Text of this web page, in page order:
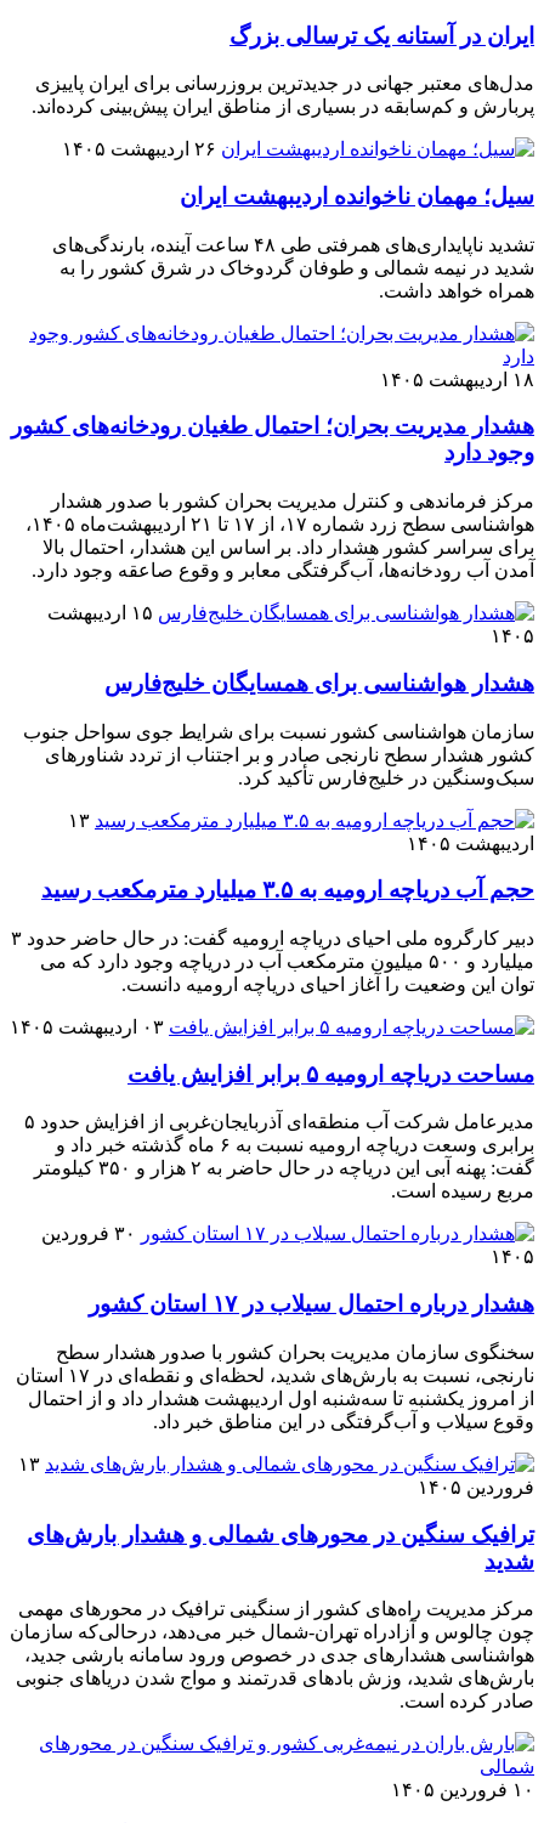
ایران در آستانه یک ترسالی بزرگ
مدل‌های معتبر جهانی در جدید‌ترین بروزرسانی برای ایران پاییزی
پربارش و کم‌سابقه در بسیاری از مناطق ایران پیش‌بینی کرده‌اند.
۲۶ اردیبهشت ۱۴۰۵
سیل؛ مهمان ناخوانده اردیبهشت ایران
تشدید ناپایداری‌های همرفتی طی ۴۸ ساعت آینده، بارندگی‌های
شدید در نیمه شمالی و طوفان گردوخاک در شرق کشور را به
همراه خواهد داشت.
۱۸ اردیبهشت ۱۴۰۵
هشدار مدیریت بحران؛ احتمال طغیان رودخانه‌های کشور
وجود دارد
مرکز فرماندهی و کنترل مدیریت بحران کشور با صدور هشدار
هواشناسی سطح زرد شماره ۱۷، از ۱۷ تا ۲۱ اردیبهشت‌ماه ۱۴۰۵،
برای سراسر کشور هشدار داد. بر اساس این هشدار، احتمال بالا
آمدن آب رودخانه‌ها، آب‌گرفتگی معابر و وقوع صاعقه وجود دارد.
۱۵ اردیبهشت
۱۴۰۵
هشدار هواشناسی برای همسایگان خلیج‌فارس
سازمان هواشناسی کشور نسبت برای شرایط جوی سواحل جنوب
کشور هشدار سطح نارنجی صادر و بر اجتناب از تردد شناورهای
سبک‌وسنگین در خلیج‌فارس تأکید کرد.
۱۳
اردیبهشت ۱۴۰۵
حجم آب دریاچه ارومیه به ۳.۵ میلیارد مترمکعب رسید
دبیر کارگروه ملی احیای دریاچه ارومیه گفت: در حال حاضر حدود ۳
میلیارد و ۵۰۰ میلیون مترمکعب آب در دریاچه وجود دارد که می
توان این وضعیت را آغاز احیای دریاچه ارومیه دانست.
۰۳ اردیبهشت ۱۴۰۵
مساحت دریاچه ارومیه ۵‌ برابر افزایش یافت
مدیرعامل شرکت آب منطقه‌ای آذربایجان‌غربی از افزایش حدود ۵
برابری وسعت دریاچه ارومیه نسبت به ۶ ماه گذشته خبر داد و
گفت: پهنه آبی این دریاچه در حال حاضر به ۲ هزار و ۳۵۰ کیلومتر
مربع رسیده است.
۳۰ فروردین
۱۴۰۵
هشدار درباره احتمال سیلاب در ۱۷ استان کشور
سخنگوی سازمان مدیریت بحران کشور با صدور هشدار سطح
نارنجی، نسبت به بارش‌های شدید، لحظه‌ای و نقطه‌ای در ۱۷ استان
از امروز یکشنبه تا سه‌شنبه اول اردیبهشت هشدار داد و از احتمال
وقوع سیلاب و آب‌گرفتگی در این مناطق خبر داد.
۱۳
فروردین ۱۴۰۵
ترافیک سنگین در محورهای شمالی و هشدار بارش‌های
شدید
مرکز مدیریت راه‌های کشور از سنگینی ترافیک در محورهای مهمی
چون چالوس و آزادراه تهران-شمال خبر می‌دهد، درحالی‌که سازمان
هواشناسی هشدارهای جدی در خصوص ورود سامانه بارشی جدید،
بارش‌های شدید، وزش بادهای قدرتمند و مواج شدن دریاهای جنوبی
صادر کرده است.
۱۰ فروردین ۱۴۰۵